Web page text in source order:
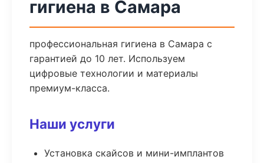
гигиена в Самара
профессиональная гигиена в Самара с
гарантией до 10 лет. Используем
цифровые технологии и материалы
премиум-класса.
Наши услуги
Установка скайсов и мини-имплантов